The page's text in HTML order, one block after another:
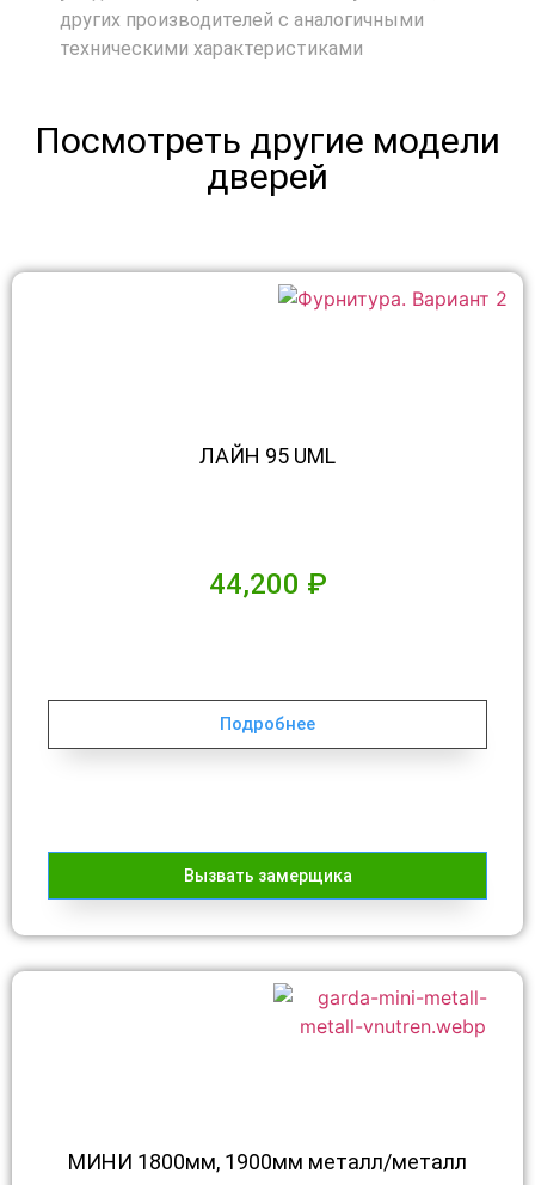
других производителей с аналогичными
техническими характеристиками
Посмотреть другие модели
дверей
ЛАЙН 95 UML
44,200 ₽
Подробнее
Вызвать замерщика
МИНИ 1800мм, 1900мм металл/металл